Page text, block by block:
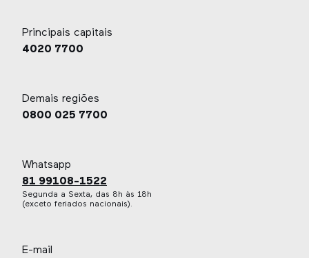
Principais capitais
4020 7700
Demais regiões
0800 025 7700
Whatsapp
81 99108-1522
Segunda a Sexta, das 8h às 18h
(exceto feriados nacionais).
E-mail